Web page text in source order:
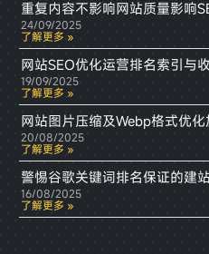
重复内容不影响网站质量影响
24/09/2025
了解更多 »
网站SEO优化运营排名索引与
19/09/2025
了解更多 »
网站图片压缩及Webp格式优化
20/08/2025
了解更多 »
警惕谷歌关键词排名保证的建
16/08/2025
了解更多 »